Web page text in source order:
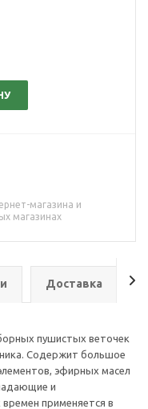
магазина и
магазинах
Доставка
пушистых веточек
Содержит большое
эфирных масел
и
применяется в